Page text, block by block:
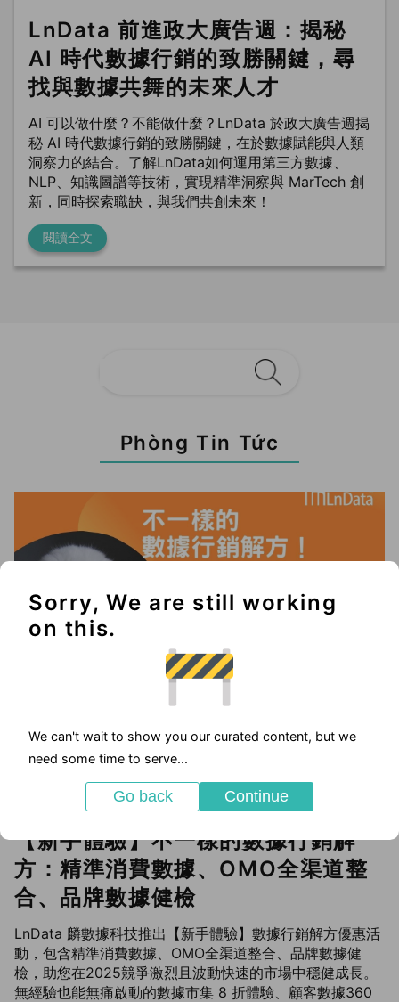
LnData 前進政大廣告週：揭秘
AI 時代數據行銷的致勝關鍵，尋
找與數據共舞的未來人才
AI 可以做什麼？不能做什麼？LnData 於政大廣告週揭
秘 AI 時代數據行銷的致勝關鍵，在於數據賦能與人類
洞察力的結合。了解LnData如何運用第三方數據、
NLP、知識圖譜等技術，實現精準洞察與 MarTech 創
新，同時探索職缺，與我們共創未來！
閱讀全文
Phòng Tin Tức
2025-05-23
【新手體驗】不一樣的數據行銷解
方：精準消費數據、OMO全渠道整
合、品牌數據健檢
LnData 麟數據科技推出【新手體驗】數據行銷解方優惠活
動，包含精準消費數據、OMO全渠道整合、品牌數據健
檢，助您在2025競爭激烈且波動快速的市場中穩健成長。
無經驗也能無痛啟動的數據市集 8 折體驗、顧客數據360
Sorry, We are still working
on this.
We can't wait to show you our curated content, but we
need some time to serve...
Go back Continue